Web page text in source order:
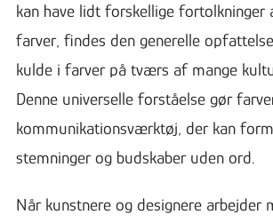
kan have lidt forskellige fortolkninger
farver, findes den generelle
kulde i farver på tværs af mange
Denne universelle forståelse gør
kommunikationsværktøj, der kan
stemninger og budskaber uden ord.
Når kunstnere og designere arbejder